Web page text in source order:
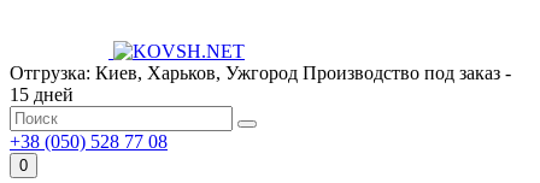
Отгрузка: Киев, Харьков, Ужгород Производство под заказ -
15 дней
+38 (050) 528 77 08
0